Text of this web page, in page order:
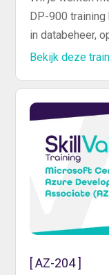
DP-900
in databeheer,
Bereid je voor
Bekijk deze
[ AZ-204 ]